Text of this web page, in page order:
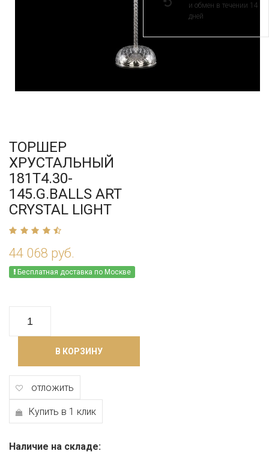
ТОРШЕР
ХРУСТАЛЬНЫЙ
181T4.30-
145.G.BALLS ART
CRYSTAL LIGHT
44 068 руб.
Бесплатная доставка по Москве
В КОРЗИНУ
отложить
Купить в 1 клик
Наличие на складе:
и обмен в течении 14
дней